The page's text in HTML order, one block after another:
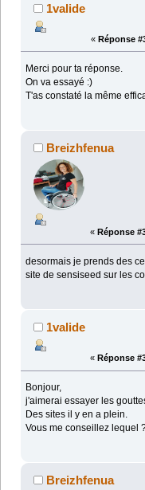
1valide
« Réponse
Merci pour ta réponse.
On va essayé :)
T'as constaté la même
Breizhfenua
« Réponse
desormais je prends des
site de sensiseed sur les
1valide
« Réponse
Bonjour,
j'aimerai essayer les
Des sites il y en a plein.
Vous me conseillez lequel
Breizhfenua